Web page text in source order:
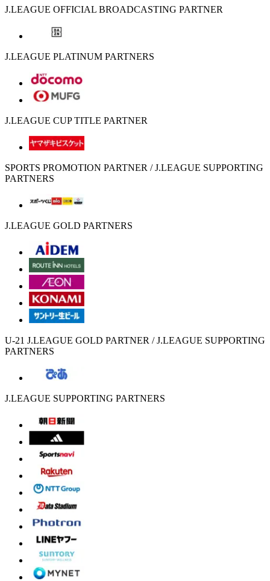
J.LEAGUE OFFICIAL BROADCASTING PARTNER
J.LEAGUE PLATINUM PARTNERS
J.LEAGUE CUP TITLE PARTNER
SPORTS PROMOTION PARTNER / J.LEAGUE SUPPORTING
PARTNERS
J.LEAGUE GOLD PARTNERS
U-21 J.LEAGUE GOLD PARTNER / J.LEAGUE SUPPORTING
PARTNERS
J.LEAGUE SUPPORTING PARTNERS